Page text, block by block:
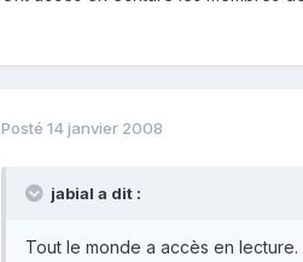
Posté 14 janvier 2008
jabial a dit :
Tout le monde a accès en lecture.